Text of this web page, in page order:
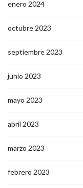
enero 2024
octubre 2023
septiembre 2023
junio 2023
mayo 2023
abril 2023
marzo 2023
febrero 2023